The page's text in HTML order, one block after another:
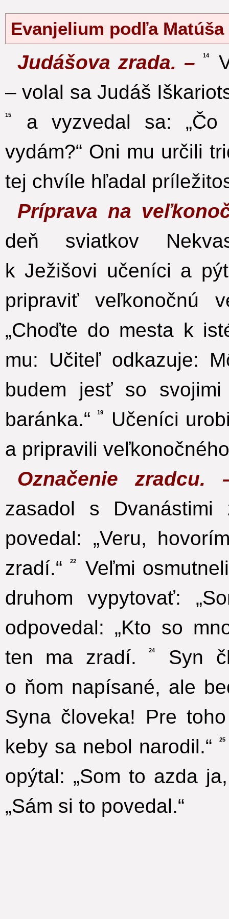
Evanjelium podľa
Judášova zrada. –14
– volal sa Judáš
15
a vyzvedal sa:
vydám?“ Oni mu určili
tej chvíle hľadal
Príprava na
deň sviatkov
k Ježišovi učeníci a
pripraviť veľkonočnú
„Choďte do mesta k
mu: Učiteľ odkazuje:
budem jesť so svojimi
baránka.“
19
Učeníci
a pripravili
Označenie
zasadol s Dvanástimi
povedal: „Veru,
zradí.“
22
Veľmi
druhom vypytovať:
odpovedal: „Kto so
ten ma zradí.
24
Syn
o ňom napísané, ale
Syna človeka! Pre
keby sa nebol narodil.“
25
opýtal: „Som to azda
„Sám si to povedal.“